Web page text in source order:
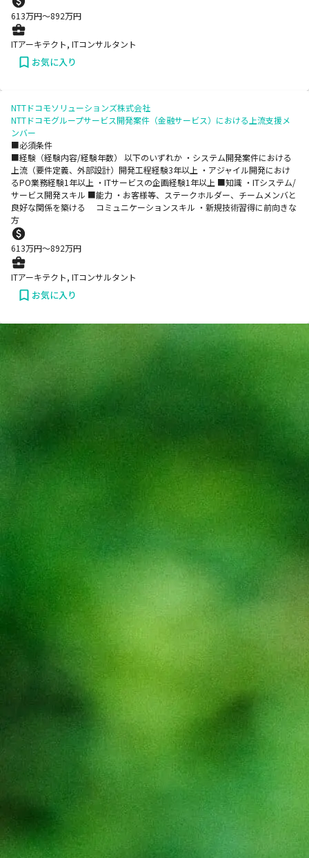
613万円〜892万円
ITアーキテクト, ITコンサルタント
お気に入り
NTTドコモソリューションズ株式会社
NTTドコモグループサービス開発案件（金融サービス）における上流支援メ
ンバー
■必須条件
■経験（経験内容/経験年数） 以下のいずれか ・システム開発案件における
上流（要件定義、外部設計）開発工程経験3年以上 ・アジャイル開発におけ
るPO業務経験1年以上 ・ITサービスの企画経験1年以上 ■知識 ・ITシステム/
サービス開発スキル ■能力 ・お客様等、ステークホルダー、チームメンバと
良好な関係を築ける コミュニケーションスキル ・新規技術習得に前向きな
方
613万円〜892万円
ITアーキテクト, ITコンサルタント
お気に入り